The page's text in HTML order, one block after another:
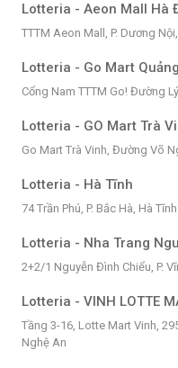
Lotteria - Aeon Mall Hà
TTTM Aeon Mall, P. Dương
Lotteria - Go Mart
Cổng Nam TTTM Go! Đường
Lotteria - GO Mart Trà
Go Mart Trà Vinh, Đường Võ
Lotteria - Hà Tĩnh
74 Trần Phú, P. Bắc Hà, Hà Tĩnh
Lotteria - Nha Trang
2+2/1 Nguyễn Đình Chiểu, P.
Lotteria - VINH LOTTE
Tầng 3-16, Lotte Mart Vinh,
Nghệ An